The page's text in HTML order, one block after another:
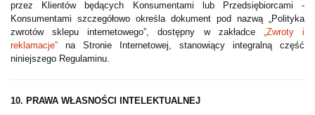
przez Klientów będących Konsumentami lub Przedsiębiorcami -
Konsumentami szczegółowo określa dokument pod nazwą „Polityka
zwrotów sklepu internetowego”, dostępny w zakładce „Zwroty i
reklamacje” na Stronie Internetowej, stanowiący integralną część
niniejszego Regulaminu.
10. PRAWA WŁASNOŚCI INTELEKTUALNEJ